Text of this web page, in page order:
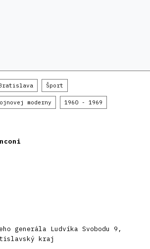
Šport
moderny 1960 - 1969
generála Ludvíka Svobodu 9,
kraj